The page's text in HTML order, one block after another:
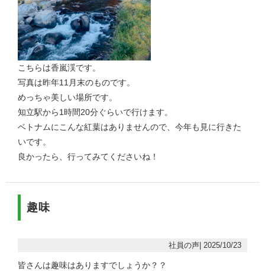
こちらは香嵐渓です。
写真は昨年11月末のものです。
めっちゃ美しい場所です。
知立駅から1時間20分ぐらいで行けます。
ベトナムにこんな紅葉はありませんので、今年も見に行きた
いです。
良かったら、行ってみてくださいね！
趣味
社員の声| 2025/10/23
皆さんは趣味はありますでしょうか？？